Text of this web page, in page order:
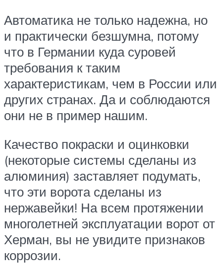
Автоматика не только надежна, но
и практически безшумна, потому
что в Германии куда суровей
требования к таким
характеристикам, чем в России или
других странах. Да и соблюдаются
они не в пример нашим.
Качество покраски и оцинковки
(некоторые системы сделаны из
алюминия) заставляет подумать,
что эти ворота сделаны из
нержавейки! На всем протяжении
многолетней эксплуатации ворот от
Херман, вы не увидите признаков
коррозии.